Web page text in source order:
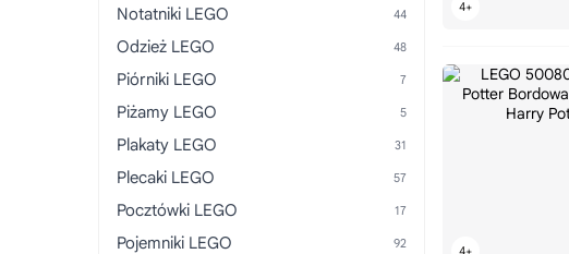
Notatniki LEGO
Odzież LEGO
Piórniki LEGO
Piżamy LEGO
Plakaty LEGO
Plecaki LEGO
Pocztówki LEGO
Pojemniki LEGO